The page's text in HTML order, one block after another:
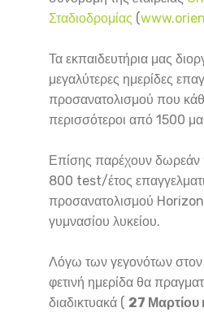
Σταδιοδρομίας (
Τα εκπαιδευτήρια μας
μεγαλύτερες ημερίδες
προσανατολισμού που
περισσότεροι από 1500
Επίσης παρέχουν δωρεάν
800 test/έτος
προσανατολισμού
γυμνασίου λυκείου.
Λόγω των γεγονότων στον
φετινή ημερίδα θα
διαδικτυακά ( 27 Μαρτίου